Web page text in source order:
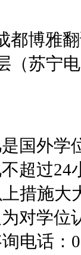
都博雅
（苏宁
国外学
超过
措施
对学位
电话：